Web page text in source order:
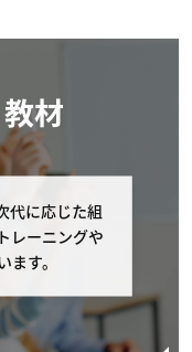
ル期限)
込みをキャンセル
営業日前まで
2488、受
取り消す旨申し
条件設定のあ
材
代に応じた組
レーニングや
す。